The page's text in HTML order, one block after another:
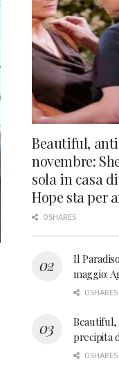
Beautiful,
novembre:
sola in casa
Hope sta per
0 SHARES
Il
maggio:
0 SHARES
Beautiful,
precipita
0 SHARES